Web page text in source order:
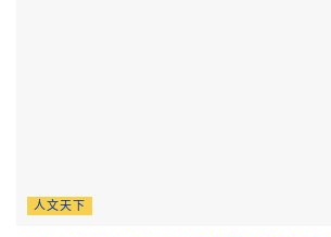
人文天下